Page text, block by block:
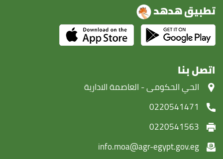
تطبيق هدهد
اتصل بنا
‏الحي الحكومى - العاصمة الادارية
0220541471
0220541563
info.moa@agr-egypt.gov.eg